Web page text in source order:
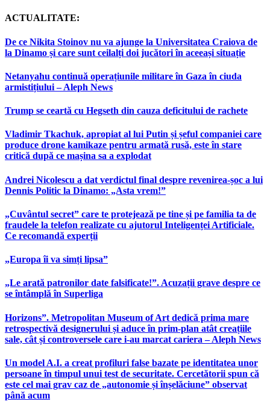
ACTUALITATE:
De ce Nikita Stoinov nu va ajunge la Universitatea Craiova de
la Dinamo și care sunt ceilalți doi jucători în aceeași situație
Netanyahu continuă operațiunile militare în Gaza în ciuda
armistițiului – Aleph News
Trump se ceartă cu Hegseth din cauza deficitului de rachete
Vladimir Tkachuk, apropiat al lui Putin și șeful companiei care
produce drone kamikaze pentru armată rusă, este în stare
critică după ce mașina sa a explodat
Andrei Nicolescu a dat verdictul final despre revenirea-șoc a lui
Dennis Politic la Dinamo: „Asta vrem!”
„Cuvântul secret” care te protejează pe tine și pe familia ta de
fraudele la telefon realizate cu ajutorul Inteligenței Artificiale.
Ce recomandă experții
„Europa îi va simți lipsa”
„Le arată patronilor date falsificate!”. Acuzații grave despre ce
se întâmplă în Superliga
Horizons”. Metropolitan Museum of Art dedică prima mare
retrospectivă designerului și aduce în prim-plan atât creațiile
sale, cât și controversele care i-au marcat cariera – Aleph News
Un model A.I. a creat profiluri false bazate pe identitatea unor
persoane în timpul unui test de securitate. Cercetătorii spun că
este cel mai grav caz de „autonomie și înșelăciune” observat
până acum